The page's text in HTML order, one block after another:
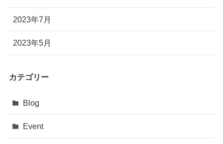
2023年7月
2023年5月
カテゴリー
Blog
Event